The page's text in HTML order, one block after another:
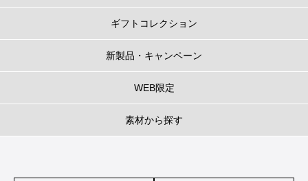
ギフトコレクション
新製品・キャンペーン
WEB限定
素材から探す